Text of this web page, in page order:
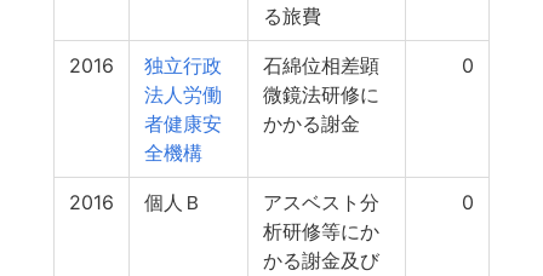
る旅費
2016
独立行政
法人労働
者健康安
全機構
石綿位相差顕
微鏡法研修に
かかる謝金
0
2016 個人Ｂ
アスベスト分
析研修等にか
かる謝金及び
0